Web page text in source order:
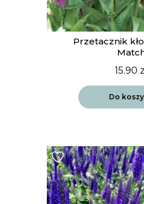
Przetacznik
15.90
Do